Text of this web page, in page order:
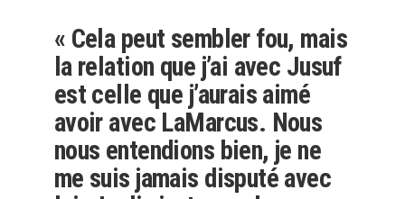
« Cela peut sembler fou, mais
la relation que j’ai avec Jusuf
est celle que j’aurais aimé
avoir avec LaMarcus. Nous
nous entendions bien, je ne
me suis jamais disputé avec